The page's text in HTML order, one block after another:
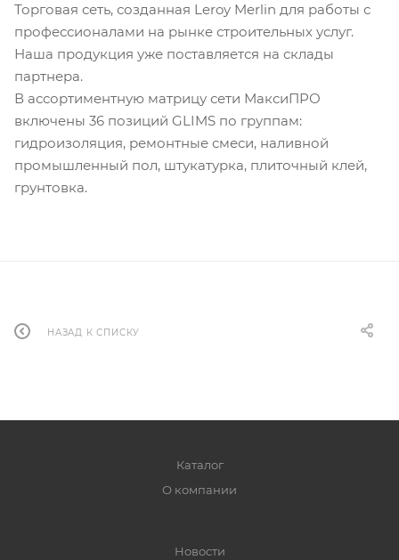
Торговая сеть, созданная Leroy Merlin для работы с
профессионалами на рынке строительных услуг.
Наша продукция уже поставляется на склады
партнера.
В ассортиментную матрицу сети МаксиПРО
включены 36 позиций GLIMS по группам:
гидроизоляция, ремонтные смеси, наливной
промышленный пол, штукатурка, плиточный клей,
грунтовка.
НАЗАД К СПИСКУ
Каталог
О компании
Новости